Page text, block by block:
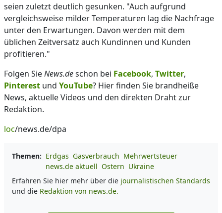
seien zuletzt deutlich gesunken. "Auch aufgrund
vergleichsweise milder Temperaturen lag die Nachfrage
unter den Erwartungen. Davon werden mit dem
üblichen Zeitversatz auch Kundinnen und Kunden
profitieren."
Folgen SieNews.deschon bei Facebook, Twitter,
Pinterest und YouTube? Hier finden Sie brandheiße
News, aktuelle Videos und den direkten Draht zur
Redaktion.
loc/news.de/dpa
Themen: Erdgas Gasverbrauch Mehrwertsteuer
news.de aktuell Ostern Ukraine
Erfahren Sie hier mehr über die journalistischen Standards
und die Redaktion von news.de.